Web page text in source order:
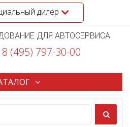
дилер
ДЛЯ АВТОСЕРВИСА
8 (495) 797-30-00